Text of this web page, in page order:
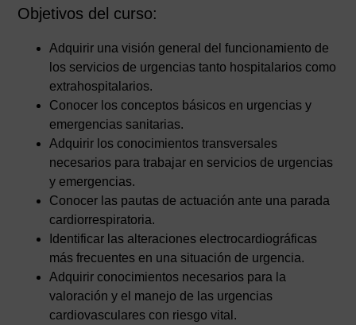
Objetivos del curso:
Adquirir una visión general del funcionamiento de
los servicios de urgencias tanto hospitalarios como
extrahospitalarios.
Conocer los conceptos básicos en urgencias y
emergencias sanitarias.
Adquirir los conocimientos transversales
necesarios para trabajar en servicios de urgencias
y emergencias.
Conocer las pautas de actuación ante una parada
cardiorrespiratoria.
Identificar las alteraciones electrocardiográficas
más frecuentes en una situación de urgencia.
Adquirir conocimientos necesarios para la
valoración y el manejo de las urgencias
cardiovasculares con riesgo vital.